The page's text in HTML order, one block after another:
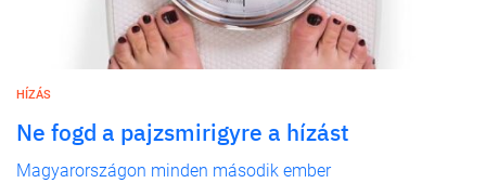
HÍZÁS
Ne fogd a pajzsmirigyre a hízást
Magyarországon minden második ember